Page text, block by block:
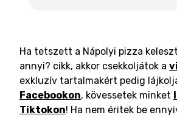
Ha tetszett a Nápolyi pizza
annyi? cikk, akkor csekkoljátok a
exkluzív tartalmakért pedig
Facebookon, kövessetek minket
Tiktokon! Ha nem éritek be